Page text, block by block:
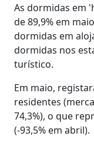
As dormidas em
de 89,9% em
dormidas em
dormidas nos
turístico.
Em maio,
residentes
74,3%), o que
(-93,5% em abril).